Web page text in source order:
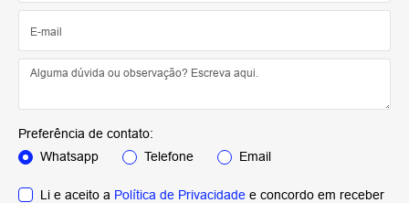
Preferência de contato:
Whatsapp
Telefone Email
Li e aceito a Política de Privacidade e concordo em receber